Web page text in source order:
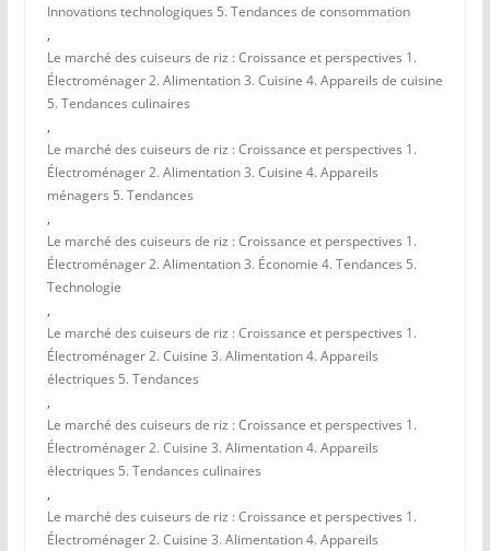
Innovations technologiques 5. Tendances de consommation
,
Le marché des cuiseurs de riz : Croissance et perspectives 1.
Électroménager 2. Alimentation 3. Cuisine 4. Appareils de cuisine
5. Tendances culinaires
,
Le marché des cuiseurs de riz : Croissance et perspectives 1.
Électroménager 2. Alimentation 3. Cuisine 4. Appareils
ménagers 5. Tendances
,
Le marché des cuiseurs de riz : Croissance et perspectives 1.
Électroménager 2. Alimentation 3. Économie 4. Tendances 5.
Technologie
,
Le marché des cuiseurs de riz : Croissance et perspectives 1.
Électroménager 2. Cuisine 3. Alimentation 4. Appareils
électriques 5. Tendances
,
Le marché des cuiseurs de riz : Croissance et perspectives 1.
Électroménager 2. Cuisine 3. Alimentation 4. Appareils
électriques 5. Tendances culinaires
,
Le marché des cuiseurs de riz : Croissance et perspectives 1.
Électroménager 2. Cuisine 3. Alimentation 4. Appareils